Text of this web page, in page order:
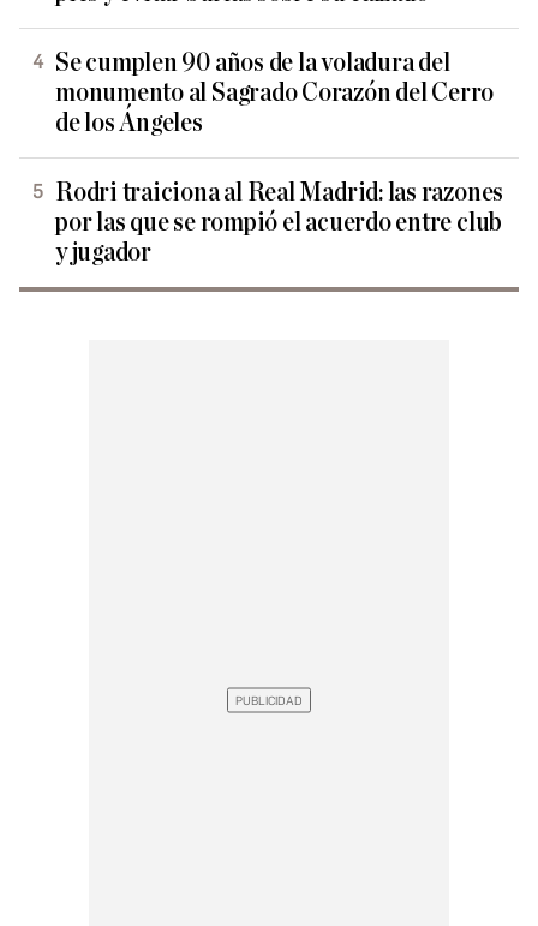
Se cumplen 90 años de la voladura del
monumento al Sagrado Corazón del Cerro
de los Ángeles
Rodri traiciona al Real Madrid: las razones
por las que se rompió el acuerdo entre club
y jugador